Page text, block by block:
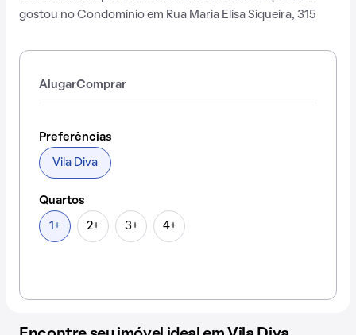
gostou no Condomínio em Rua Maria Elisa Siqueira, 315
AlugarComprar
Preferências
Vila Diva
Quartos
1+ 2+ 3+ 4+